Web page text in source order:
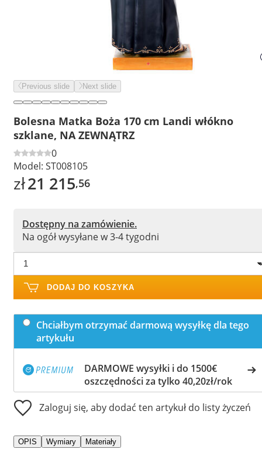
Previous slide Next slide
Bolesna Matka Boża 170 cm Landi włókno
szklane, NA ZEWNĄTRZ
0
Model: ST008105
zł21 215,56
Dostępny na zamówienie.
Na ogół wysyłane w 3-4 tygodni
DODAJ DO KOSZYKA
Chciałbym otrzymać darmową wysyłkę dla tego
artykułu
DARMOWE wysyłki i do 1500€
oszczędności za tylko 40,20zł/rok
Zaloguj się, aby dodać ten artykuł do listy życzeń
OPIS Wymiary Materiały